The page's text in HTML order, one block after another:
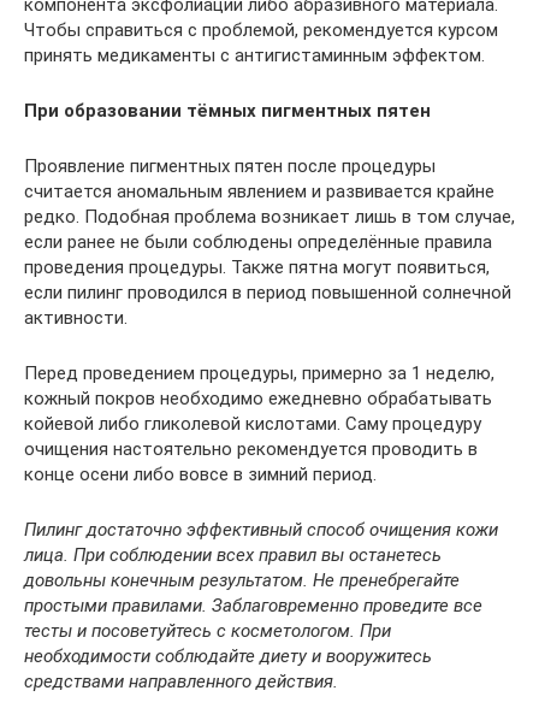
компонента эксфолиации либо абразивного материала.
Чтобы справиться с проблемой, рекомендуется курсом
принять медикаменты с антигистаминным эффектом.
При образовании тёмных пигментных пятен
Проявление пигментных пятен после процедуры
считается аномальным явлением и развивается крайне
редко. Подобная проблема возникает лишь в том случае,
если ранее не были соблюдены определённые правила
проведения процедуры. Также пятна могут появиться,
если пилинг проводился в период повышенной солнечной
активности.
Перед проведением процедуры, примерно за 1 неделю,
кожный покров необходимо ежедневно обрабатывать
койевой либо гликолевой кислотами. Саму процедуру
очищения настоятельно рекомендуется проводить в
конце осени либо вовсе в зимний период.
Пилинг достаточно эффективный способ очищения кожи
лица. При соблюдении всех правил вы останетесь
довольны конечным результатом. Не пренебрегайте
простыми правилами. Заблаговременно проведите все
тесты и посоветуйтесь с косметологом. При
необходимости соблюдайте диету и вооружитесь
средствами направленного действия.